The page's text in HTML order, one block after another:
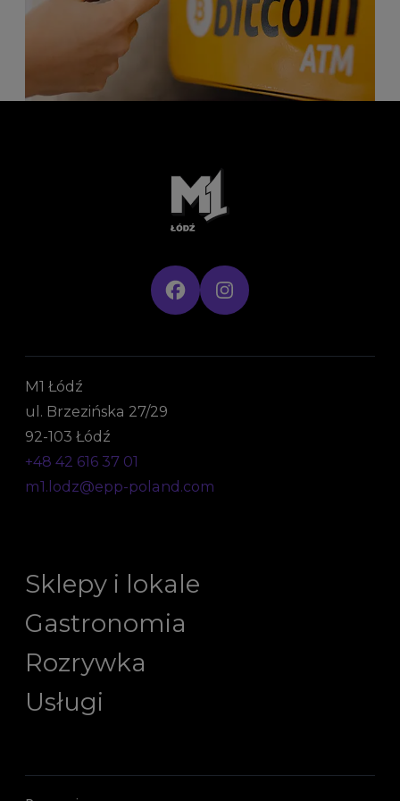
M1 Łódź
ul. Brzezińska 27/29
92-103 Łódź
+48 42 616 37 01
m1.lodz@epp-poland.com
Sklepy i lokale
Gastronomia
Rozrywka
Usługi